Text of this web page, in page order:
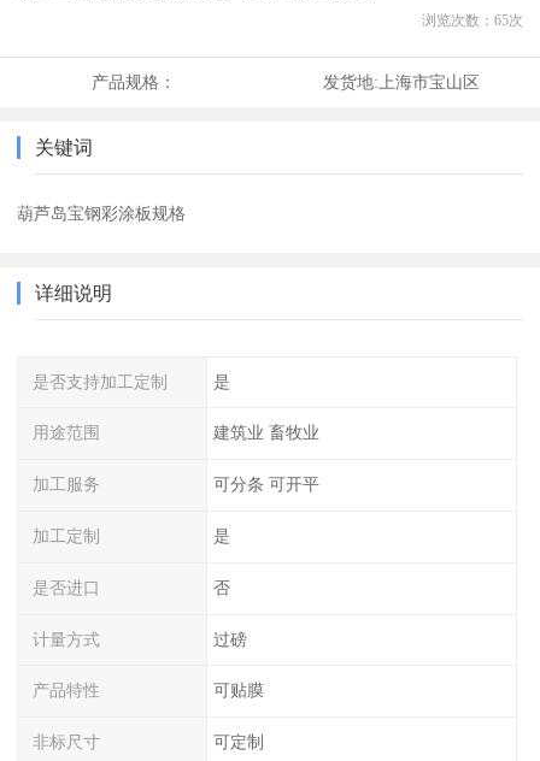
浏览次数： 65次
产品规格： 发货地:上海市宝山区
关键词
葫芦岛宝钢彩涂板规格
详细说明
是否支持加工定制 是
用途范围 建筑业 畜牧业
加工服务 可分条 可开平
加工定制 是
是否进口 否
计量方式 过磅
产品特性 可贴膜
非标尺寸 可定制